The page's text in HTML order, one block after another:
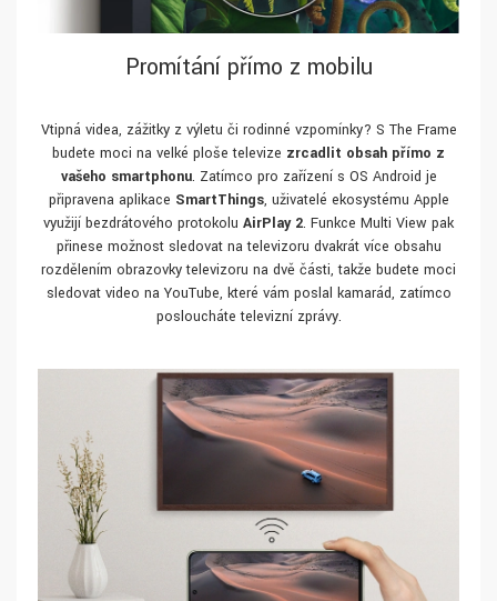
Promítání přímo z mobilu
Vtipná videa, zážitky z výletu či rodinné vzpomínky? S The Frame
budete moci na velké ploše televize zrcadlit obsah přímo z
vašeho smartphonu. Zatímco pro zařízení s OS Android je
připravena aplikace SmartThings, uživatelé ekosystému Apple
využijí bezdrátového protokolu AirPlay 2. Funkce Multi View pak
přinese možnost sledovat na televizoru dvakrát více obsahu
rozdělením obrazovky televizoru na dvě části, takže budete moci
sledovat video na YouTube, které vám poslal kamarád, zatímco
posloucháte televizní zprávy.